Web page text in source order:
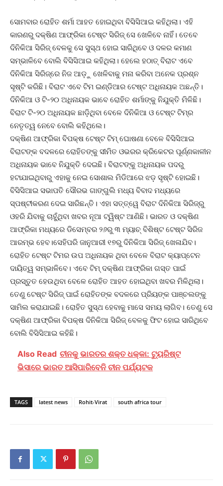
ସୋମବାର ରୋହିତ ଶର୍ମା ଆହତ ହୋଇଥିବା ବିସିସିଆଇ କହିଥିଲା। ଏହି
କାରଣରୁ ଦକ୍ଷିଣ ଆଫ୍ରିକା ଟେଷ୍ଟ ସିରିଜ୍‌ ସେ ଖେଳିବେ ନାହିଁ। ତେବେ
ଦିନିକିଆ ସିରିଜ୍‌ ବେଳକୁ ସେ ସୁସ୍ଥ ହୋଇ ସାରିଥିବେ ଓ ଦଳର କମାଣ
ସମ୍ଭାଳିବେ ବୋଲି ବିସିସିଆଇ କହିଥିଲା। ହେଲେ ହଠାତ୍‌ ବିରାଟ ଏବେ
ଦିନିକିଆ ସିରିଜ୍‌ରେ ନିଜ ଆଡ଼ୁ ଖେଳିବାକୁ ମନା କରିବା ଅନେକ ପ୍ରଶ୍ନ
ସୃଷ୍ଟି କରିଛି। ବିରାଟ ଏବେ ଟିମ ଇଣ୍ଡିଆର ଟେଷ୍ଟ ଅଧିନାୟକ ଅଛନ୍ତି।
ଦିନିକିଆ ଓ ଟି-୨୦ ଅଧିନାୟକ ଭାବେ ରୋହିତ ଶର୍ମାଙ୍କୁ ନିଯୁକ୍ତି ମିଳିଛି।
ବିରାଟ ଟି-୨୦ ଅଧିନାୟକ ଛାଡ଼ିଥିବା ବେଳେ ଦିନିକିଆ ଓ ଟେଷ୍ଟ ଟିମ୍‌ର
ନେତୃତ୍ୱ ନେବେ ବୋଲି କହିଥିଲେ।
ଦକ୍ଷିଣ ଆଫ୍ରିକା ବିପକ୍ଷ ଟେଷ୍ଟ ଟିମ୍‌ ଘୋଷଣା ବେଳେ ବିସିସିଆଇ
ବିରାଟଙ୍କ ବଦଳରେ ରୋହିତଙ୍କୁ ସୀମିତ ଓଭରର କ୍ରିକେଟର ପୂର୍ଣ୍ଣକାଳୀନ
ଅଧିନାୟକ ଭାବେ ନିଯୁକ୍ତି ଦେଇଛି। ବିରାଟଙ୍କୁ ଅଧିନାୟକ ପଦରୁ
ହଟାଯାଇଥିବାରୁ ଏହାକୁ ନେଇ ସୋଶାଲ ମିଡିଆରେ ଝଡ଼ ସୃଷ୍ଟି ହୋଇଛି।
ବିସିସିଆଇ ସଭାପତି ସୌରଭ ଗାଙ୍ଗୁଲି ମଧ୍ୟ ବିବାଦ ମଧ୍ୟରେ
ସ୍ପଷ୍ଟୀକରଣ ଦେଇ ସାରିଛନ୍ତି। ଏହା ସତ୍ତ୍ୱେ ବିରାଟ ଦିନିକିଆ ସିରିଜ୍‌ରୁ
ଓହରି ଯିବାକୁ ଚାହୁଁଥିବା ଖବର ନୂଆ ଟ୍ୱିଷ୍ଟ ଆଣିଛି। ଭାରତ ଓ ଦକ୍ଷିଣ
ଆଫ୍ରିକା ମଧ୍ୟରେ ଡିସେମ୍ବର ୨୬ରୁ ୩ ମ୍ୟାଚ୍‌ ବିଶିଷ୍ଟ ଟେଷ୍ଟ ସିରିଜ
ଆରମ୍ଭ ହେବ।ସେହିପରି ଜାନୁଆରୀ ୧୭ରୁ ଦିନିକିଆ ସିରିଜ୍‌ ଖେଳାଯିବ।
ରୋହିତ ଟେଷ୍ଟ ଟିମର ଉପ ଅଧିନାୟକ ଥିବା ବେଳେ ବିରାଟ କ୍ୟାପ୍ଟେନ
ଦାୟିତ୍ୱ ସମ୍ଭାଳିବେ। ଏବେ ଟିମ୍‌ ଦକ୍ଷିଣ ଆଫ୍ରିକା ଗସ୍ତ ପାଇଁ
ପ୍ରସ୍ତୁତ ହେଉଥିବା ବେଳେ ରୋହିତ ଆହତ ହୋଇଥିବା ଖବର ମିଳିଥିଲା।
ତେଣୁ ଟେଷ୍ଟ ସିରିଜ୍‌ ପାଇଁ ରୋହିତଙ୍କ ବଦଳରେ ପ୍ରିୟଙ୍କ ପାଞ୍ଚଲଙ୍କୁ
ସାମିଲ କରାଯାଇଛି। ରୋହିତ ସୁସ୍ଥ ହେବାକୁ ମାସେ ସମୟ ଲାଗିବ। ତେଣୁ ସେ
ଦକ୍ଷିଣ ଆଫ୍ରିକା ବିପକ୍ଷ ଦିନିକିଆ ସିରିଜ୍‌ ବେଳକୁ ଫିଟ ହୋଇ ସାରିଥିବେ
ବୋଲି ବିସିସିଆଇ କହିଛି।
Also Read ଚୀନକୁ ଭାରତର ଶକ୍ତ ଧକ୍କା: ଟ୍ୟୁରିଷ୍ଟ
ଭିସାରେ ଭାରତ ଆସିପାରିବେନି ଚୀନ ପର୍ଯ୍ୟଟକ
TAGS latest news Rohit-Virat south africa tour